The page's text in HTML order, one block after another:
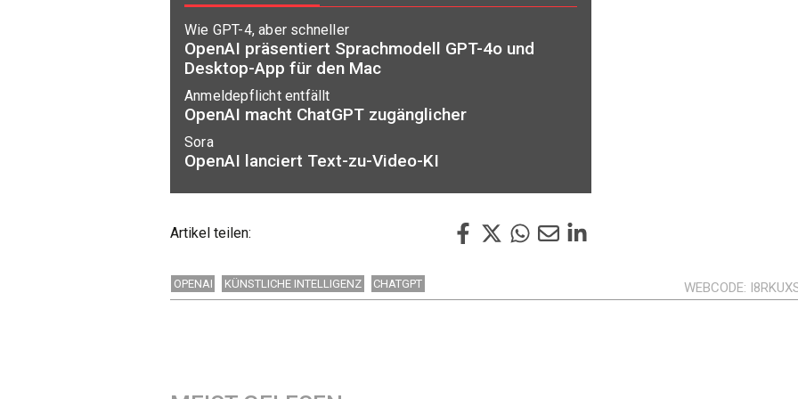
Wie GPT-4, aber schneller
OpenAI präsentiert Sprachmodell GPT-4o und
Desktop-App für den Mac
Anmeldepflicht entfällt
OpenAI macht ChatGPT zugänglicher
Sora
OpenAI lanciert Text-zu-Video-KI
Artikel teilen:
OPENAI KÜNSTLICHE INTELLIGENZ CHATGPT WEBCODE